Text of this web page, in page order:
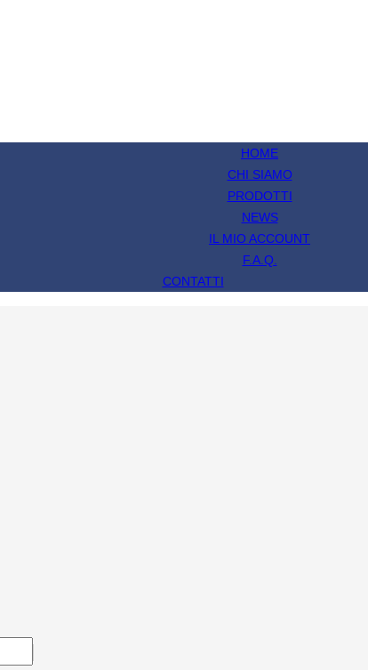
HOME
CHI SIAMO
PRODOTTI
NEWS
IL MIO ACCOUNT
F.A.Q.
CONTATTI